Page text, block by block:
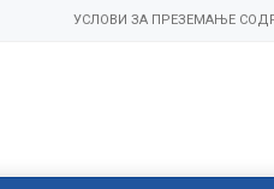
УСЛОВИ ЗА ПРЕЗЕМАЊЕ